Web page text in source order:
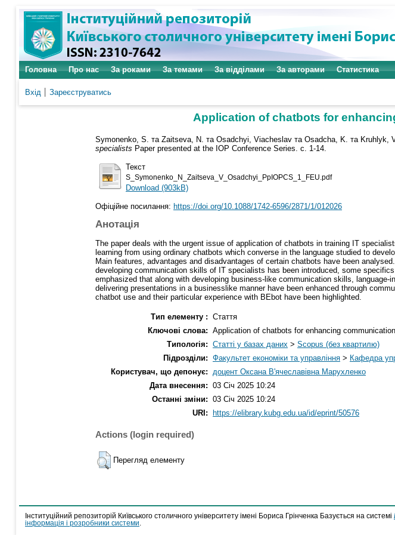
Головна Про нас За роками За темами За відділами За авторами Статистика
Вхід Зареєструватись
Application of chatbots for
Symonenko, S. та Zaitseva, N. та Osadchyi, Viacheslav та Osadcha, K. та Kruhlyk,
specialists Paper presented at the IOP Conference Series. с. 1-14.
Текст
S_Symonenko_N_Zaitseva_V_Osadchyi_PpIOPCS_1_FEU.pdf
Download (903kB)
Офіційне посилання: https://doi.org/10.1088/1742-6596/2871/1/012026
Анотація
The paper deals with the urgent issue of application of chatbots in training IT
learning from using ordinary chatbots which converse in the language studied to
Main features, advantages and disadvantages of certain chatbots have been
developing communication skills of IT specialists has been introduced, some
emphasized that along with developing business-like communication skills,
delivering presentations in a businesslike manner have been enhanced through
chatbot use and their particular experience with BEbot have been highlighted.
Тип елементу : Стаття
Ключові слова: Application of chatbots for enhancing
Типологія: Статті у базах даних > Scopus (без квартилю)
Підрозділи: Факультет економіки та управління > Кафедра
Користувач, що депонує:
доцент Оксана В'ячеславівна Марухленко
Дата внесення: 03 Січ 2025 10:24
Останні зміни: 03 Січ 2025 10:24
URI:
https://elibrary.kubg.edu.ua/id/eprint/50576
Actions (login required)
Перегляд елементу
Інституційний репозиторій Київського столичного університету імені Бориса Грінченка Базується на системі
інформація і розробники системи